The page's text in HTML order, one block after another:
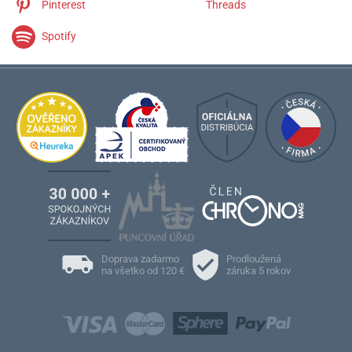
Pinterest Threads
Spotify
Doprava zadarmo
na všetko od 120 €
Prodloužená
záruka 5 rokov